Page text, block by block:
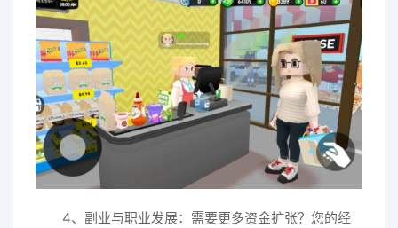
4、副业与职业发展：需要更多资金扩张？您的经